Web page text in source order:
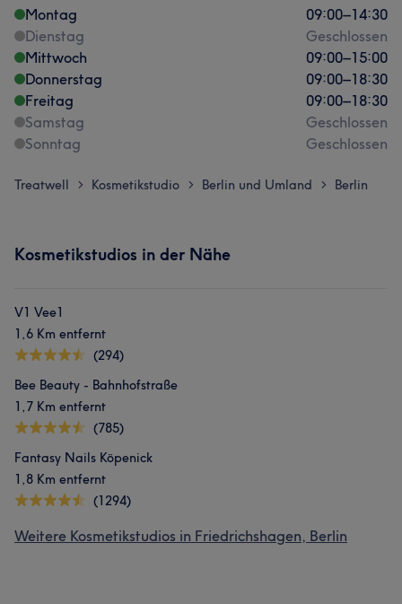
Montag
09:00–14:30
Dienstag
Geschlossen
Mittwoch
09:00–15:00
Donnerstag
09:00–18:30
Freitag
09:00–18:30
Samstag
Geschlossen
Sonntag
Geschlossen
Treatwell > Kosmetikstudio > Berlin und Umland > Berlin
Kosmetikstudios in der Nähe
V1 Vee1
1,6 Km entfernt
(294)
Bee Beauty - Bahnhofstraße
1,7 Km entfernt
(785)
Fantasy Nails Köpenick
1,8 Km entfernt
(1294)
Weitere Kosmetikstudios in Friedrichshagen, Berlin